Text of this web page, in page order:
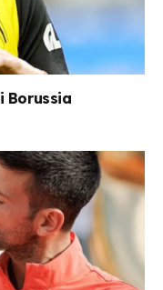
Borussia